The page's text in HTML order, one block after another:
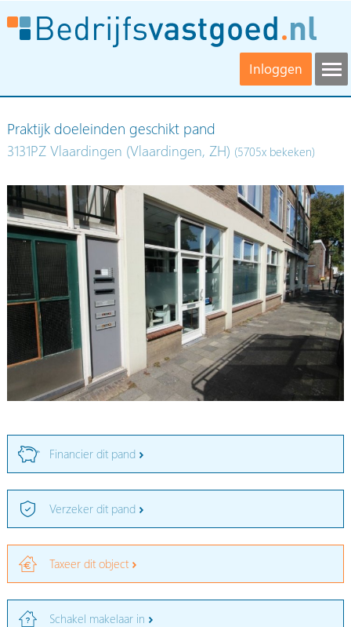
Inloggen
Praktijk doeleinden geschikt pand
3131PZ Vlaardingen (Vlaardingen, ZH) (5705x bekeken)
Financier dit pand
Verzeker dit pand
Taxeer dit object
Schakel makelaar in